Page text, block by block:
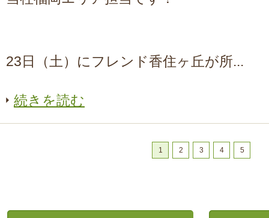
23日（土）にフレンド香住ヶ丘が所...
続きを読む
1 2 3 4 5